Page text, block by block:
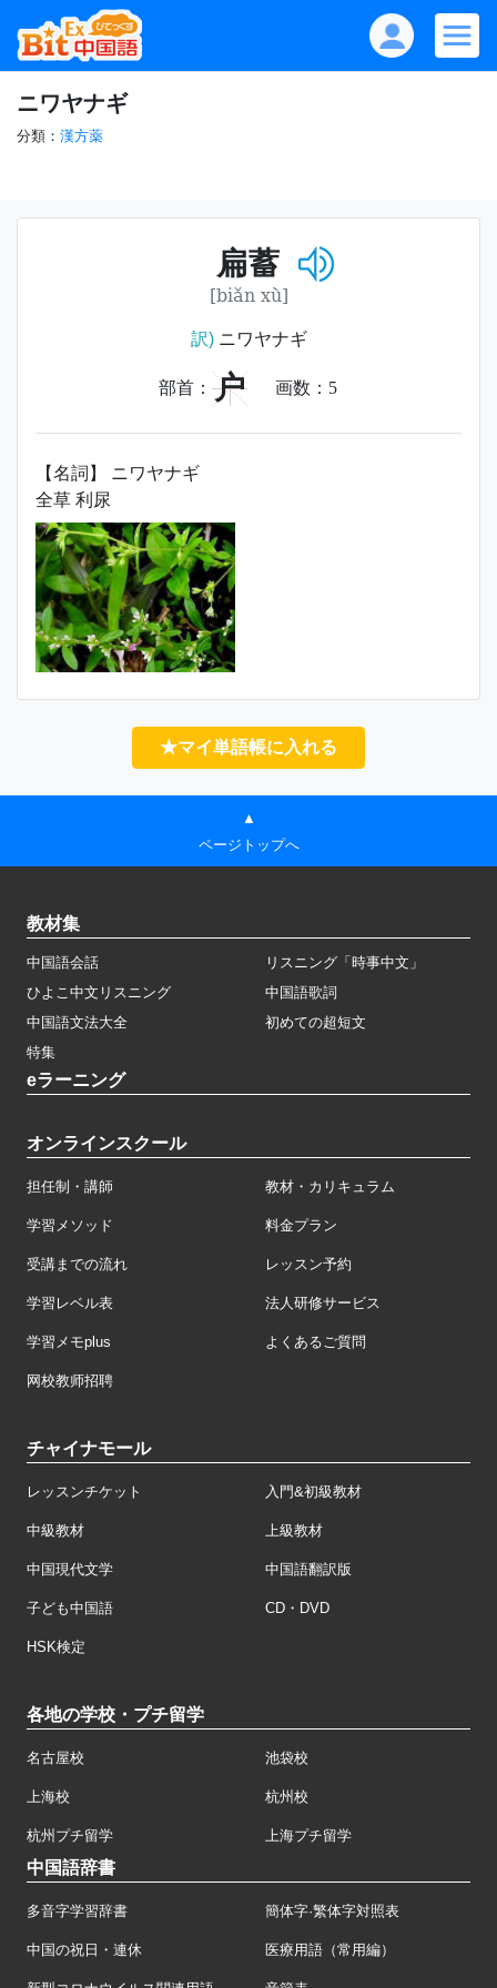
ニワヤナギ
分類： 漢方薬
扁蓄
[biǎn xù]
訳)ニワヤナギ
部首： 户 画数： 5
【名詞】 ニワヤナギ
全草 利尿
★マイ単語帳に入れる
▲
ページトップへ
教材集
中国語会話
リスニング「時事中文」
ひよこ中文リスニング
中国語歌詞
中国語文法大全
初めての超短文
特集
eラーニング
オンラインスクール
担任制・講師 教材・カリキュラム
学習メソッド 料金プラン
受講までの流れ レッスン予約
学習レベル表 法人研修サービス
学習メモplus よくあるご質問
网校教师招聘
チャイナモール
レッスンチケット 入門&初級教材
中級教材 上級教材
中国現代文学 中国語翻訳版
子ども中国語 CD・DVD
HSK検定
各地の学校・プチ留学
名古屋校 池袋校
上海校 杭州校
杭州プチ留学 上海プチ留学
中国語辞書
多音字学習辞書 簡体字·繁体字対照表
中国の祝日・連休 医療用語（常用編）